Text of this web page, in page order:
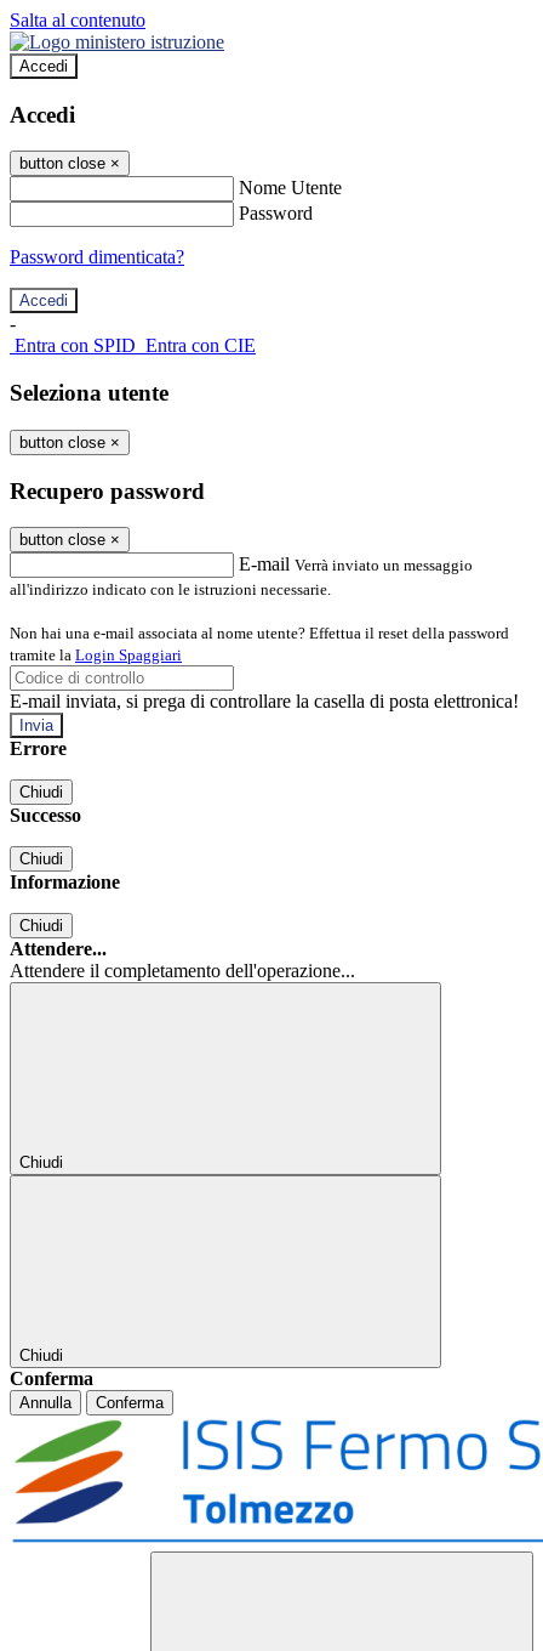
Salta al contenuto
Accedi
Accedi
button close ×
Nome Utente
Password
Password dimenticata?
-
Entra con SPID Entra con CIE
Seleziona utente
button close ×
Recupero password
button close ×
E-mail Verrà inviato un messaggio
all'indirizzo indicato con le istruzioni necessarie.
Non hai una e-mail associata al nome utente? Effettua il reset della password
tramite la Login Spaggiari
E-mail inviata, si prega di controllare la casella di posta elettronica!
Errore
Chiudi
Successo
Chiudi
Informazione
Chiudi
Attendere...
Attendere il completamento dell'operazione...
Chiudi
Chiudi
Conferma
Annulla Conferma